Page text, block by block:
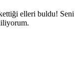
elleri buldu! Seni